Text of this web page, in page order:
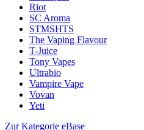
Riot
SC Aroma
STMSHTS
The Vaping Flavour
T-Juice
Tony Vapes
Ultrabio
Vampire Vape
Vovan
Yeti
Zur Kategorie eBase